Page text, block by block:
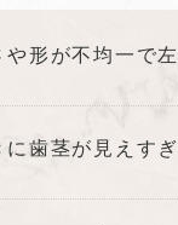
形が不均一で
に歯茎が見えす